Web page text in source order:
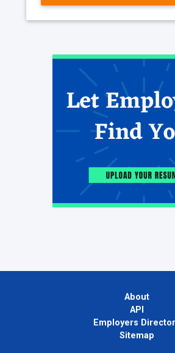
About
API
Employers
Sitemap